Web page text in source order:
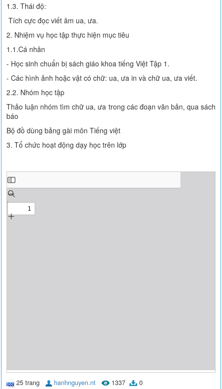
1.3. Thái độ:
Tích cực đọc viết âm ua, ưa.
2. Nhiệm vụ học tập thực hiện mục tiêu
1.1.Cá nhân
- Học sinh chuẩn bị sách giáo khoa tiếng Việt Tập 1.
- Các hình ảnh hoặc vật có chữ: ua, ưa in và chữ ua, ưa viết.
2.2. Nhóm học tập
Thảo luận nhóm tìm chữ ua, ưa trong các đoạn văn bản, qua sách
báo
Bộ đồ dùng bảng gài môn Tiếng việt
3. Tổ chức hoạt động dạy học trên lớp
25 trang hanhnguyen.nt 1337 0